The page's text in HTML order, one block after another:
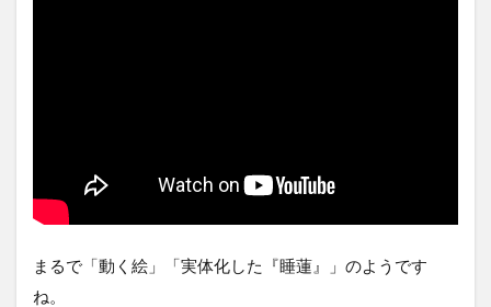
まるで「動く絵」「実体化した『睡蓮』」のようです
ね。